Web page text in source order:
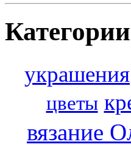
украшения
цветы
вязание